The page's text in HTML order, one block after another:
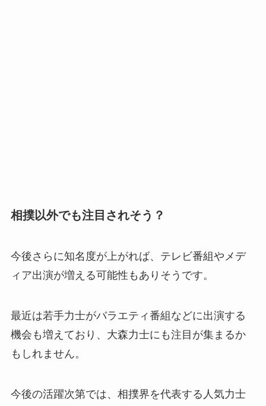
相撲以外でも注目されそう？
今後さらに知名度が上がれば、テレビ番組やメデ
ィア出演が増える可能性もありそうです。
最近は若手力士がバラエティ番組などに出演する
機会も増えており、大森力士にも注目が集まるか
もしれません。
今後の活躍次第では、相撲界を代表する人気力士